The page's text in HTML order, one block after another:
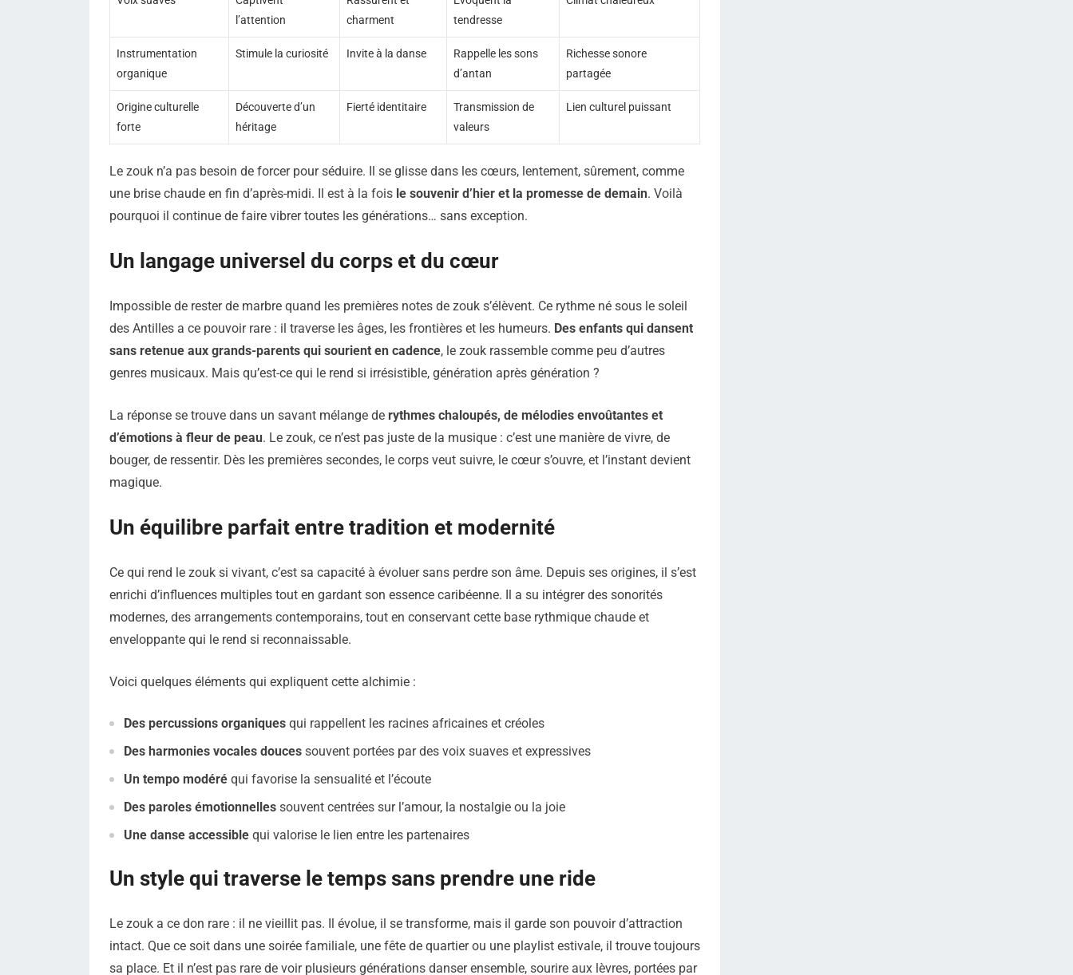
l’attention
charment
tendresse
Instrumentation
organique
Stimule la curiosité Invite à la danse
Rappelle les sons
d’antan
Richesse sonore
partagée
Origine culturelle
forte
Découverte d’un
héritage
Fierté identitaire
Transmission de
valeurs
Lien culturel puissant
Le zouk n’a pas besoin de forcer pour séduire. Il se glisse dans les cœurs, lentement, sûrement, comme
une brise chaude en fin d’après-midi. Il est à la fois le souvenir d’hier et la promesse de demain. Voilà
pourquoi il continue de faire vibrer toutes les générations… sans exception.
Un langage universel du corps et du cœur
Impossible de rester de marbre quand les premières notes de zouk s’élèvent. Ce rythme né sous le soleil
des Antilles a ce pouvoir rare : il traverse les âges, les frontières et les humeurs. Des enfants qui dansent
sans retenue aux grands-parents qui sourient en cadence, le zouk rassemble comme peu d’autres
genres musicaux. Mais qu’est-ce qui le rend si irrésistible, génération après génération ?
La réponse se trouve dans un savant mélange de rythmes chaloupés, de mélodies envoûtantes et
d’émotions à fleur de peau. Le zouk, ce n’est pas juste de la musique : c’est une manière de vivre, de
bouger, de ressentir. Dès les premières secondes, le corps veut suivre, le cœur s’ouvre, et l’instant devient
magique.
Un équilibre parfait entre tradition et modernité
Ce qui rend le zouk si vivant, c’est sa capacité à évoluer sans perdre son âme. Depuis ses origines, il s’est
enrichi d’influences multiples tout en gardant son essence caribéenne. Il a su intégrer des sonorités
modernes, des arrangements contemporains, tout en conservant cette base rythmique chaude et
enveloppante qui le rend si reconnaissable.
Voici quelques éléments qui expliquent cette alchimie :
Des percussions organiques qui rappellent les racines africaines et créoles
Des harmonies vocales douces souvent portées par des voix suaves et expressives
Un tempo modéré qui favorise la sensualité et l’écoute
Des paroles émotionnelles souvent centrées sur l’amour, la nostalgie ou la joie
Une danse accessible qui valorise le lien entre les partenaires
Un style qui traverse le temps sans prendre une ride
Le zouk a ce don rare : il ne vieillit pas. Il évolue, il se transforme, mais il garde son pouvoir d’attraction
intact. Que ce soit dans une soirée familiale, une fête de quartier ou une playlist estivale, il trouve toujours
sa place. Et il n’est pas rare de voir plusieurs générations danser ensemble, sourire aux lèvres, portées par